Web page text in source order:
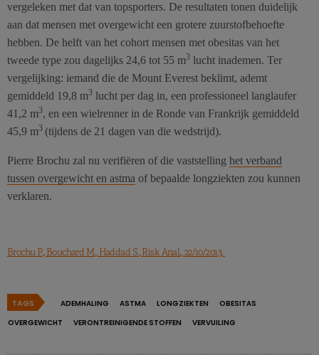
vergeleken met dat van topsporters. De resultaten tonen duidelijk
aan dat mensen met overgewicht een grotere zuurstofbehoefte
hebben. De helft van het cohort mensen met obesitas van het
tweede type zou dagelijks 24,6 tot 55 m3 lucht inademen. Ter
vergelijking: iemand die de Mount Everest beklimt, ademt
gemiddeld 19,8 m3 lucht per dag in, een professioneel langlaufer
41,2 m3, en een wielrenner in de Ronde van Frankrijk gemiddeld
45,9 m3 (tijdens de 21 dagen van die wedstrijd).
Pierre Brochu zal nu verifiëren of die vaststelling het verband
tussen overgewicht en astma of bepaalde longziekten zou kunnen
verklaren.
Brochu P., Bouchard M., Haddad S., Risk Anal., 22/10/2013.
TAGS ADEMHALING ASTMA LONGZIEKTEN
OBESITAS
OVERGEWICHT
VERONTREINIGENDE STOFFEN VERVUILING